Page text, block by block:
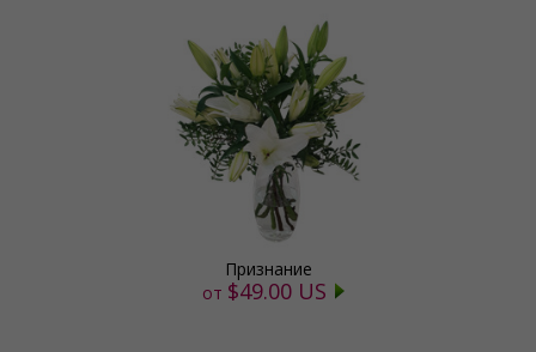
Признание
от $49.00 US